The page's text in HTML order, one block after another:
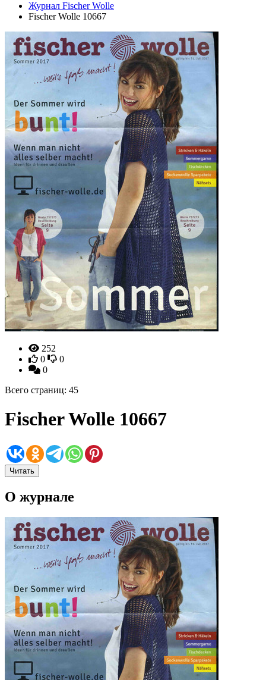
Журнал Fischer Wolle
Fischer Wolle 10667
252
0
0
0
Всего страниц: 45
Fischer Wolle 10667
Читать
О журнале